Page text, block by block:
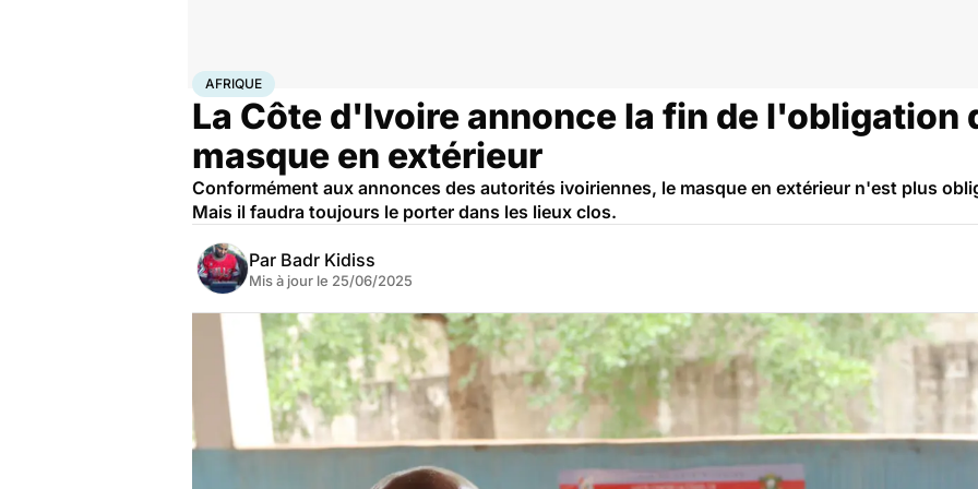
AccueilSantéMaladies
AFRIQUE
La Côte d'Ivoire annonce la fin de l'obligation
masque en extérieur
Conformément aux annonces des autorités ivoiriennes, le masque en extérieur n'est plus
Mais il faudra toujours le porter dans les lieux clos.
Par Badr Kidiss
Mis à jour le 25/06/2025